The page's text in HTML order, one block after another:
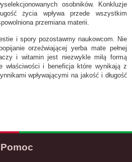
osobników. Konkluzje
życia wpływa przede wszystkim
przemiana materii.
i spory pozostawmy naukowcom. Nie
orzeźwiającej yerba mate pełnej
i witamin jest niezwykle miłą formą
właściwości i beneficja które wynikają z
wpływającymi na jakość i długość
Pomoc